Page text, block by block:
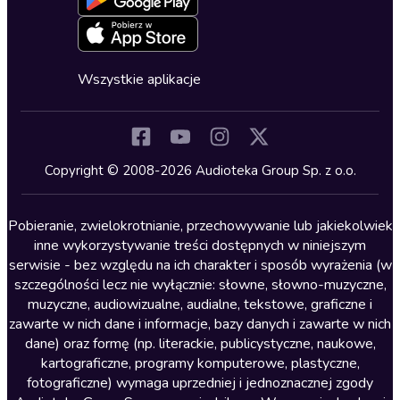
Kryminały
Lektury szkolne
Literatura anglojęzyczna
Literatura faktu
Literatura obyczajowa
Literatura piękna obca
Literatura piękna polska
Nagrania relaksacyjne
Deklaracja dostępności
Zapowiedzi
Cykle audiobooków
Wszystkie aplikacje
Copyright © 2008-2026 Audioteka Group Sp. z o.o.
Pobieranie, zwielokrotnianie, przechowywanie lub jakiekolwiek
inne wykorzystywanie treści dostępnych w niniejszym
serwisie - bez względu na ich charakter i sposób wyrażenia (w
szczególności lecz nie wyłącznie: słowne, słowno-muzyczne,
muzyczne, audiowizualne, audialne, tekstowe, graficzne i
zawarte w nich dane i informacje, bazy danych i zawarte w nich
dane) oraz formę (np. literackie, publicystyczne, naukowe,
kartograficzne, programy komputerowe, plastyczne,
fotograficzne) wymaga uprzedniej i jednoznacznej zgody